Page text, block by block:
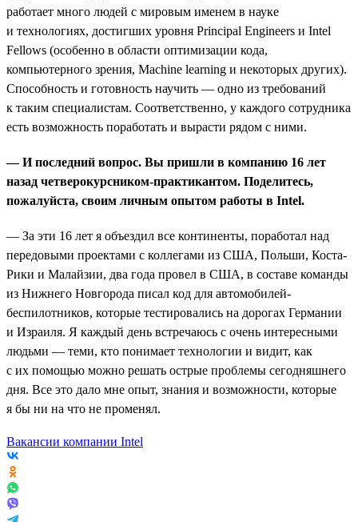
работает много людей с мировым именем в науке
и технологиях, достигших уровня Principal Engineers и Intel
Fellows (особенно в области оптимизации кода,
компьютерного зрения, Machine learning и некоторых других).
Способность и готовность научить — одно из требований
к таким специалистам. Соответственно, у каждого сотрудника
есть возможность поработать и вырасти рядом с ними.
— И последний вопрос. Вы пришли в компанию 16 лет
назад четверокурсником-практикантом. Поделитесь,
пожалуйста, своим личным опытом работы в Intel.
— За эти 16 лет я объездил все континенты, поработал над
передовыми проектами с коллегами из США, Польши, Коста-
Рики и Малайзии, два года провел в США, в составе команды
из Нижнего Новгорода писал код для автомобилей-
беспилотников, которые тестировались на дорогах Германии
и Израиля. Я каждый день встречаюсь с очень интересными
людьми — теми, кто понимает технологии и видит, как
с их помощью можно решать острые проблемы сегодняшнего
дня. Все это дало мне опыт, знания и возможности, которые
я бы ни на что не променял.
Вакансии компании Intel